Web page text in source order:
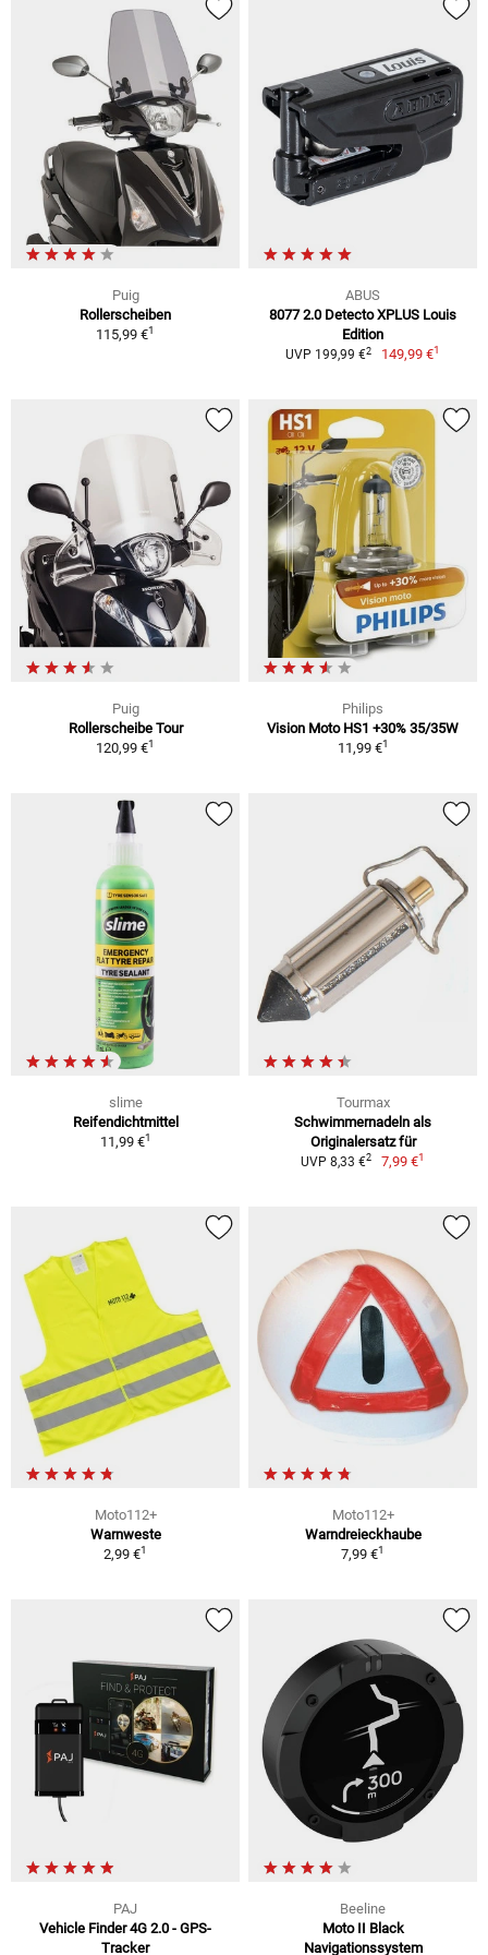
Puig
Rollerscheiben
115,99 €1
ABUS
8077 2.0 Detecto XPLUS Louis
Edition
UVP 199,99 €2 149,99 €1
Puig
Rollerscheibe Tour
120,99 €1
Philips
Vision Moto HS1 +30% 35/35W
11,99 €1
slime
Reifendichtmittel
11,99 €1
Tourmax
Schwimmernadeln als
Originalersatz für
UVP 8,33 €2 7,99 €1
Moto112+
Warnweste
2,99 €1
Moto112+
Warndreieckhaube
7,99 €1
PAJ
Vehicle Finder 4G 2.0 - GPS-
Tracker
Beeline
Moto II Black
Navigationssystem